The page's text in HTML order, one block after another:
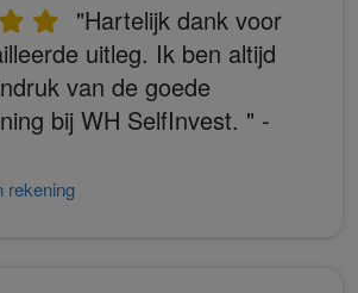
"Hartelijk dank voor
uitleg. Ik ben altijd
van de goede
bij WH SelfInvest. " -
rekening